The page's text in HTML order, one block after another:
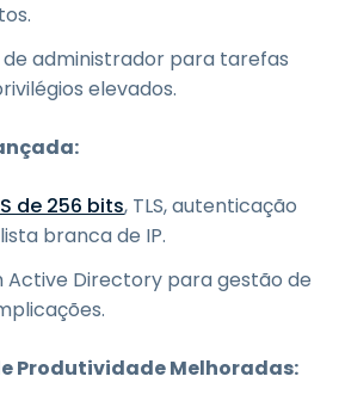
administrador para tarefas
elevados.
de 256 bits, TLS, autenticação
branca de IP.
Active Directory para gestão de
Produtividade Melhoradas: